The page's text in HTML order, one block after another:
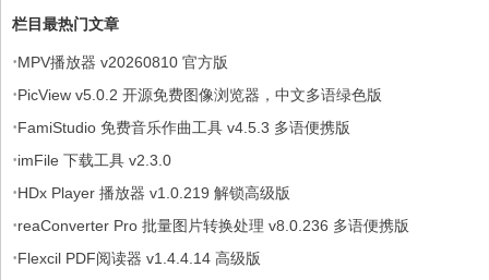
栏目最热门文章
·MPV播放器 v20260810 官方版
·PicView v5.0.2 开源免费图像浏览器，中文多语绿色版
·FamiStudio 免费音乐作曲工具 v4.5.3 多语便携版
·imFile 下载工具 v2.3.0
·HDx Player 播放器 v1.0.219 解锁高级版
·reaConverter Pro 批量图片转换处理 v8.0.236 多语便携版
·Flexcil PDF阅读器 v1.4.4.14 高级版